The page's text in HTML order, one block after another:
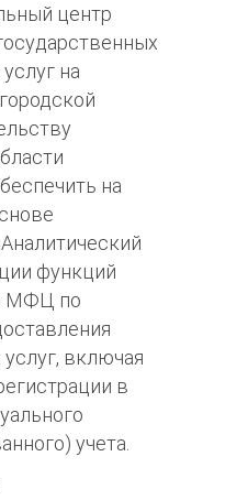
центр
на
на
функций
МФЦ по
включая
в
учета.